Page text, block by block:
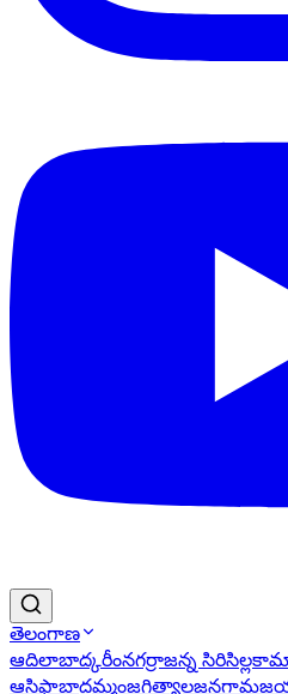
తెలంగాణ
ఆదిలాబాద్కరీంనగర్రాజన్న సిరిసిల్ల
ఆసిఫాబాద్ఖమ్మంజగిత్యాలజనగామ